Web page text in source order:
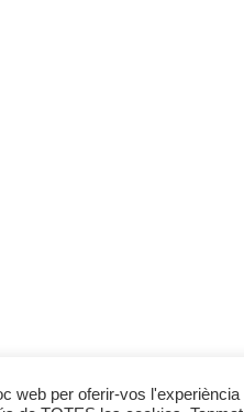
web per oferir-vos